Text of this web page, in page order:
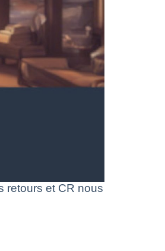
retours et CR nous